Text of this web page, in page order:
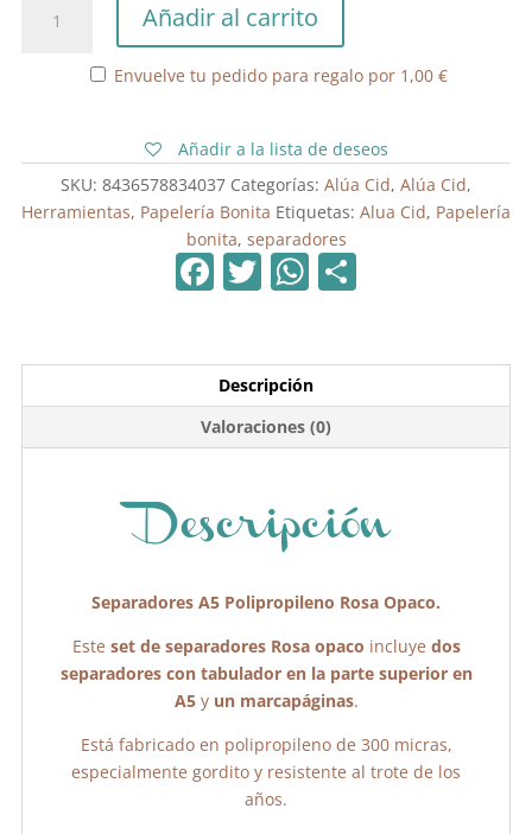
Añadir al carrito
Envuelve tu pedido para regalo por 1,00 €
Añadir a la lista de deseos
SKU: 8436578834037 Categorías: Alúa Cid, Alúa Cid,
Herramientas, Papelería Bonita Etiquetas: Alua Cid, Papelería
bonita, separadores
F
e
b
o
k
T
er
W
A
p
p
ar
tir
Descripción
Valoraciones (0)
Descripción
Separadores A5 Polipropileno Rosa Opaco.
Este set de separadores Rosa opaco incluye dos
separadores con tabulador en la parte superior en
A5y un marcapáginas.
Está fabricado en polipropileno de 300 micras,
especialmente gordito y resistente al trote de los
años.